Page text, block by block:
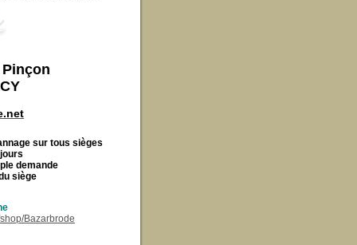
sur tous sièges
demande
siège
Bazarbrode